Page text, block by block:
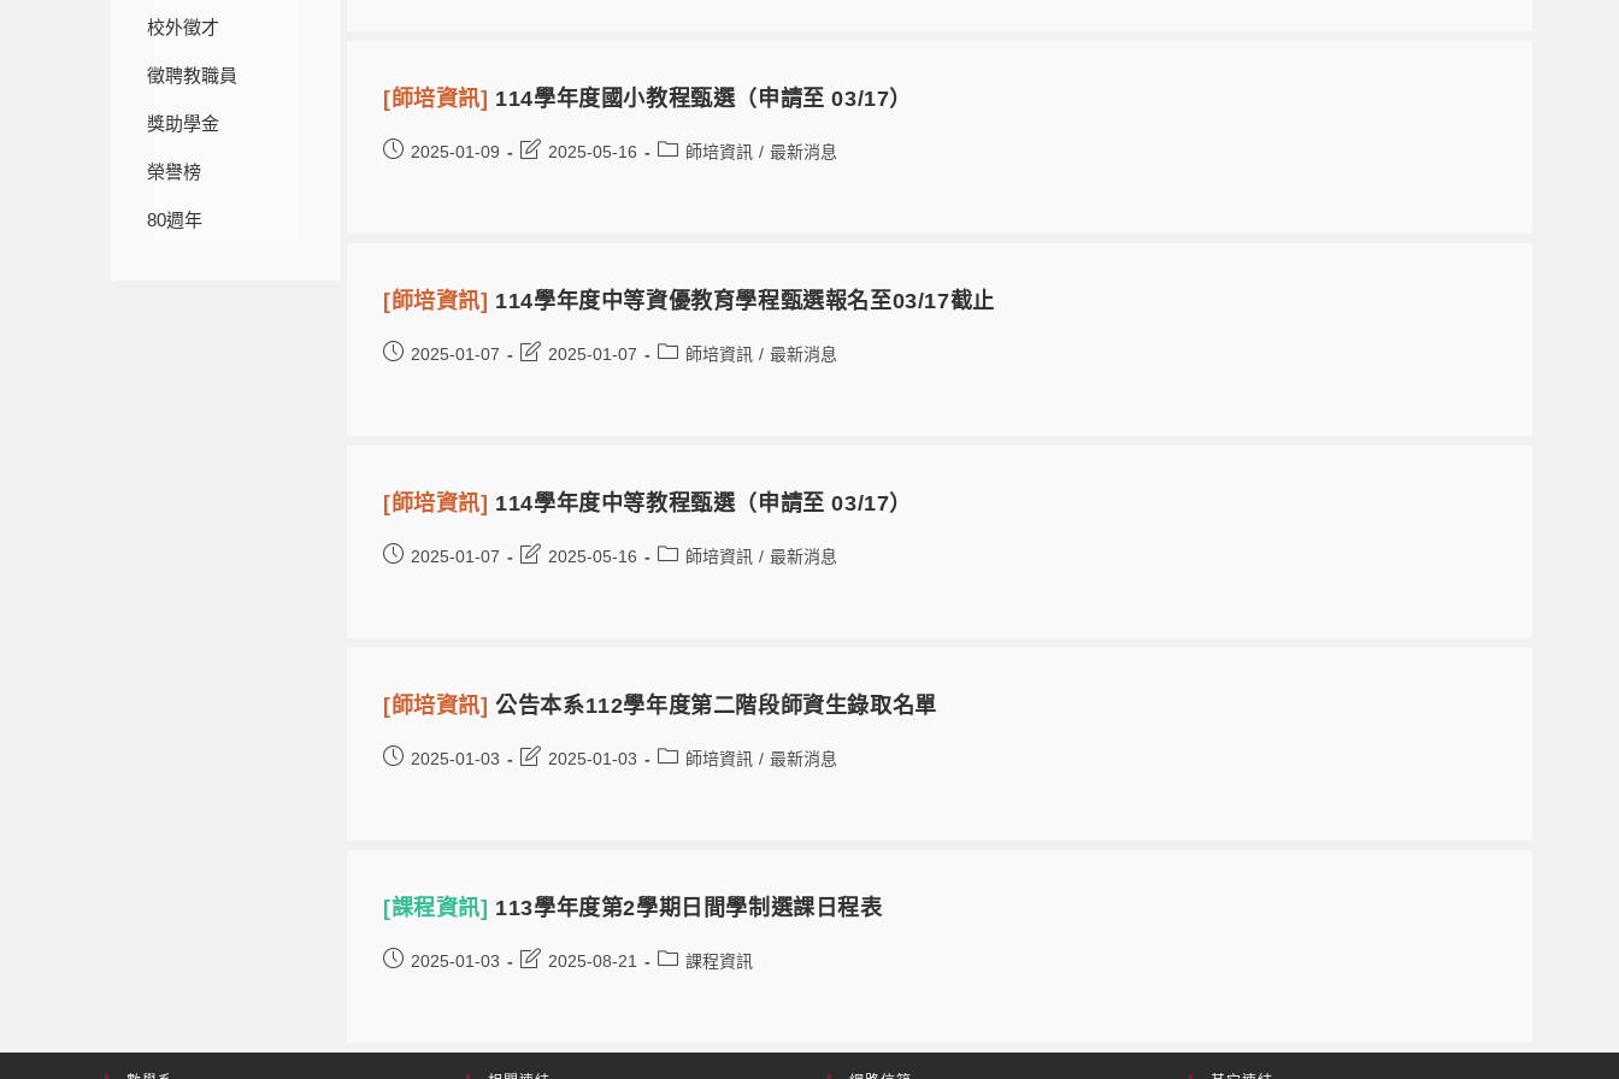
校外徵才
徵聘教職員
獎助學金
榮譽榜
80週年
[師培資訊] 114學年度國小教程甄選（申請至 03/17）
2025-01-09 2025-05-16 師培資訊 / 最新消息
[師培資訊] 114學年度中等資優教育學程甄選報名至03/17截止
2025-01-07 2025-01-07 師培資訊 / 最新消息
[師培資訊] 114學年度中等教程甄選（申請至 03/17）
2025-01-07 2025-05-16 師培資訊 / 最新消息
[師培資訊]公告本系112學年度第二階段師資生錄取名單
2025-01-03 2025-01-03 師培資訊 / 最新消息
[課程資訊] 113學年度第2學期日間學制選課日程表
2025-01-03 2025-08-21 課程資訊